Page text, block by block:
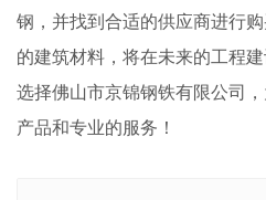
钢，并找到合适的供应商进行
的建筑材料，将在未来的工程
选择佛山市京锦钢铁有限公司
产品和专业的服务！